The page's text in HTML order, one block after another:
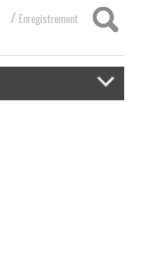
/ Enregistrement